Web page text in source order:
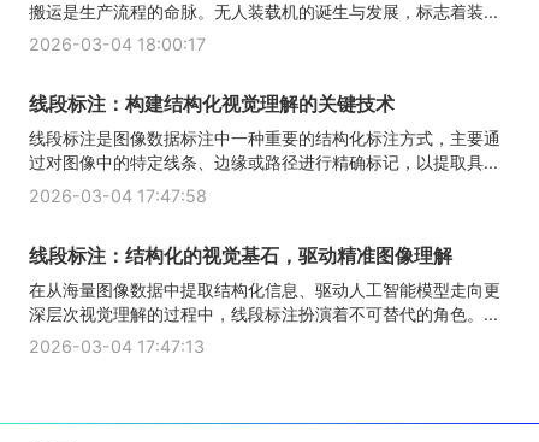
搬运是生产流程的命脉。无人装载机的诞生与发展，标志着装...
2026-03-04 18:00:17
线段标注：构建结构化视觉理解的关键技术
线段标注是图像数据标注中一种重要的结构化标注方式，主要通
过对图像中的特定线条、边缘或路径进行精确标记，以提取具...
2026-03-04 17:47:58
线段标注：结构化的视觉基石，驱动精准图像理解
在从海量图像数据中提取结构化信息、驱动人工智能模型走向更
深层次视觉理解的过程中，线段标注扮演着不可替代的角色。...
2026-03-04 17:47:13